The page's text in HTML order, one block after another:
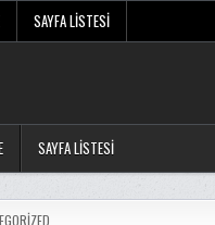
SAYFA LISTESI
SAYFA LISTESI